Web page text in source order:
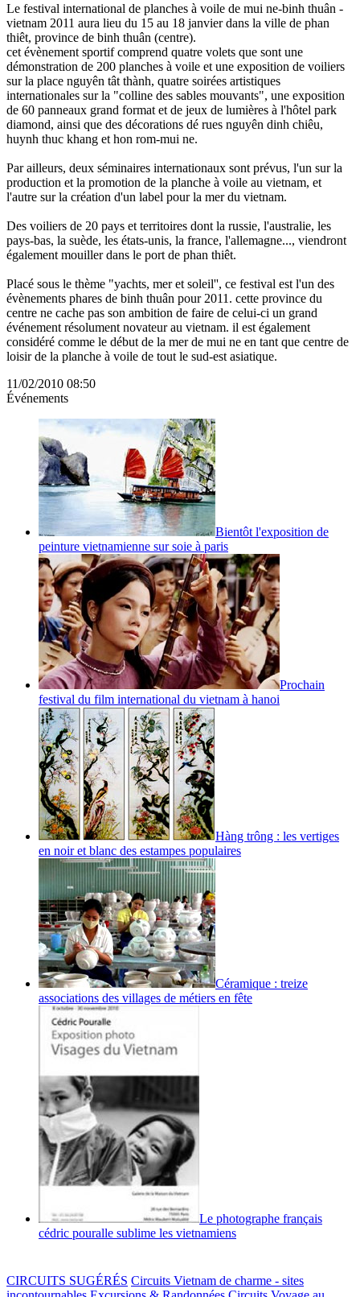
Le festival international de planches à voile de mui ne-binh thuân -
vietnam 2011 aura lieu du 15 au 18 janvier dans la ville de phan
thiêt, province de binh thuân (centre).
cet évènement sportif comprend quatre volets que sont une
démonstration de 200 planches à voile et une exposition de voiliers
sur la place nguyên tât thành, quatre soirées artistiques
internationales sur la "colline des sables mouvants", une exposition
de 60 panneaux grand format et de jeux de lumières à l'hôtel park
diamond, ainsi que des décorations dé rues nguyên dinh chiêu,
huynh thuc khang et hon rom-mui ne.
Par ailleurs, deux séminaires internationaux sont prévus, l'un sur la
production et la promotion de la planche à voile au vietnam, et
l'autre sur la création d'un label pour la mer du vietnam.
Des voiliers de 20 pays et territoires dont la russie, l'australie, les
pays-bas, la suède, les états-unis, la france, l'allemagne..., viendront
également mouiller dans le port de phan thiêt.
Placé sous le thème "yachts, mer et soleil'', ce festival est l'un des
évènements phares de binh thuân pour 2011. cette province du
centre ne cache pas son ambition de faire de celui-ci un grand
événement résolument novateur au vietnam. il est également
considéré comme le début de la mer de mui ne en tant que centre de
loisir de la planche à voile de tout le sud-est asiatique.
11/02/2010 08:50
Événements
Bientôt l'exposition de
peinture vietnamienne sur soie à paris
Prochain
festival du film international du vietnam à hanoi
Hàng trông : les vertiges
en noir et blanc des estampes populaires
Céramique : treize
associations des villages de métiers en fête
Le photographe français
cédric pouralle sublime les vietnamiens
CIRCUITS SUGÉRÉS Circuits Vietnam de charme - sites